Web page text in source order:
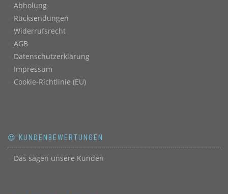
Abholung
Rücksendungen
Widerrufsrecht
AGB
Datenschutzerklärung
Impressum
Cookie-Richtlinie (EU)
😍 KUNDENBEWERTUNGEN
Das sagen unsere Kunden